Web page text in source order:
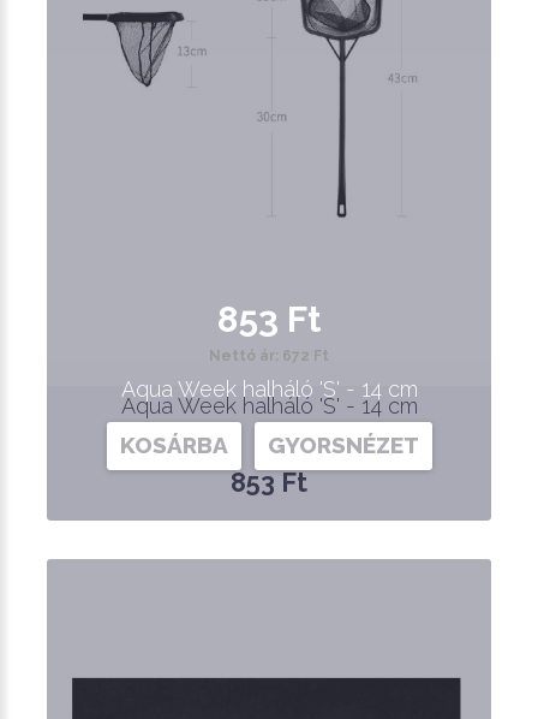
Aqua Week halháló 'S' - 14 cm
853 Ft
853 Ft
Nettó ár: 672 Ft
Aqua Week halháló 'S' - 14 cm
KOSÁRBA GYORSNÉZET